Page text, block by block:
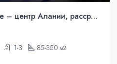
Востребованное жилье – центр Алании, рассрочка
1-3 85-350 м2